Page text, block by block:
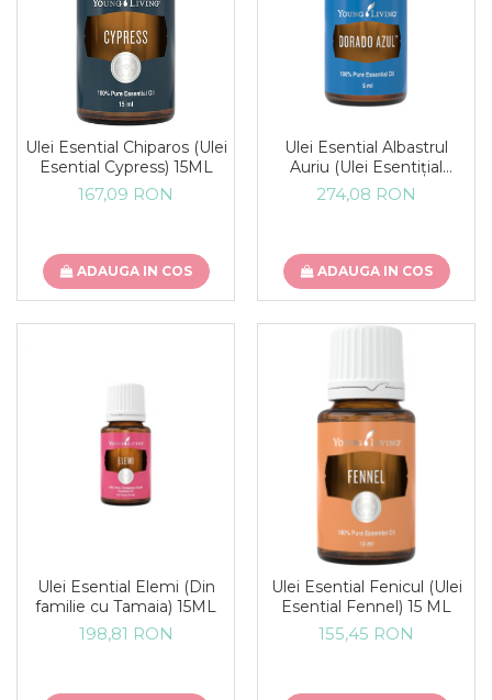
Ulei Esential Chiparos (Ulei
Esential Cypress) 15ML
167,09 RON
ADAUGA IN COS
Ulei Esential Albastrul
Auriu (Ulei Esentițial
Dorado Azul) 5ML
274,08 RON
ADAUGA IN COS
Ulei Esential Elemi (Din
familie cu Tamaia) 15ML
198,81 RON
Ulei Esential Fenicul (Ulei
Esential Fennel) 15 ML
155,45 RON